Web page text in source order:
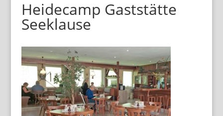
Heidecamp Gaststätte
Seeklause